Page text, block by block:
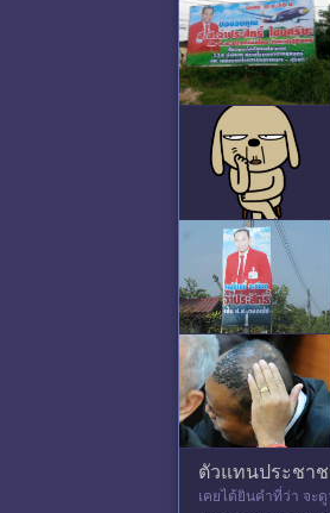
ตัวแทนประชา
เคยได้ยินคำที่ว่า จะ